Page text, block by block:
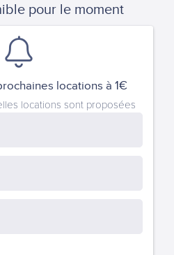
pour le moment
locations à 1€
locations sont proposées